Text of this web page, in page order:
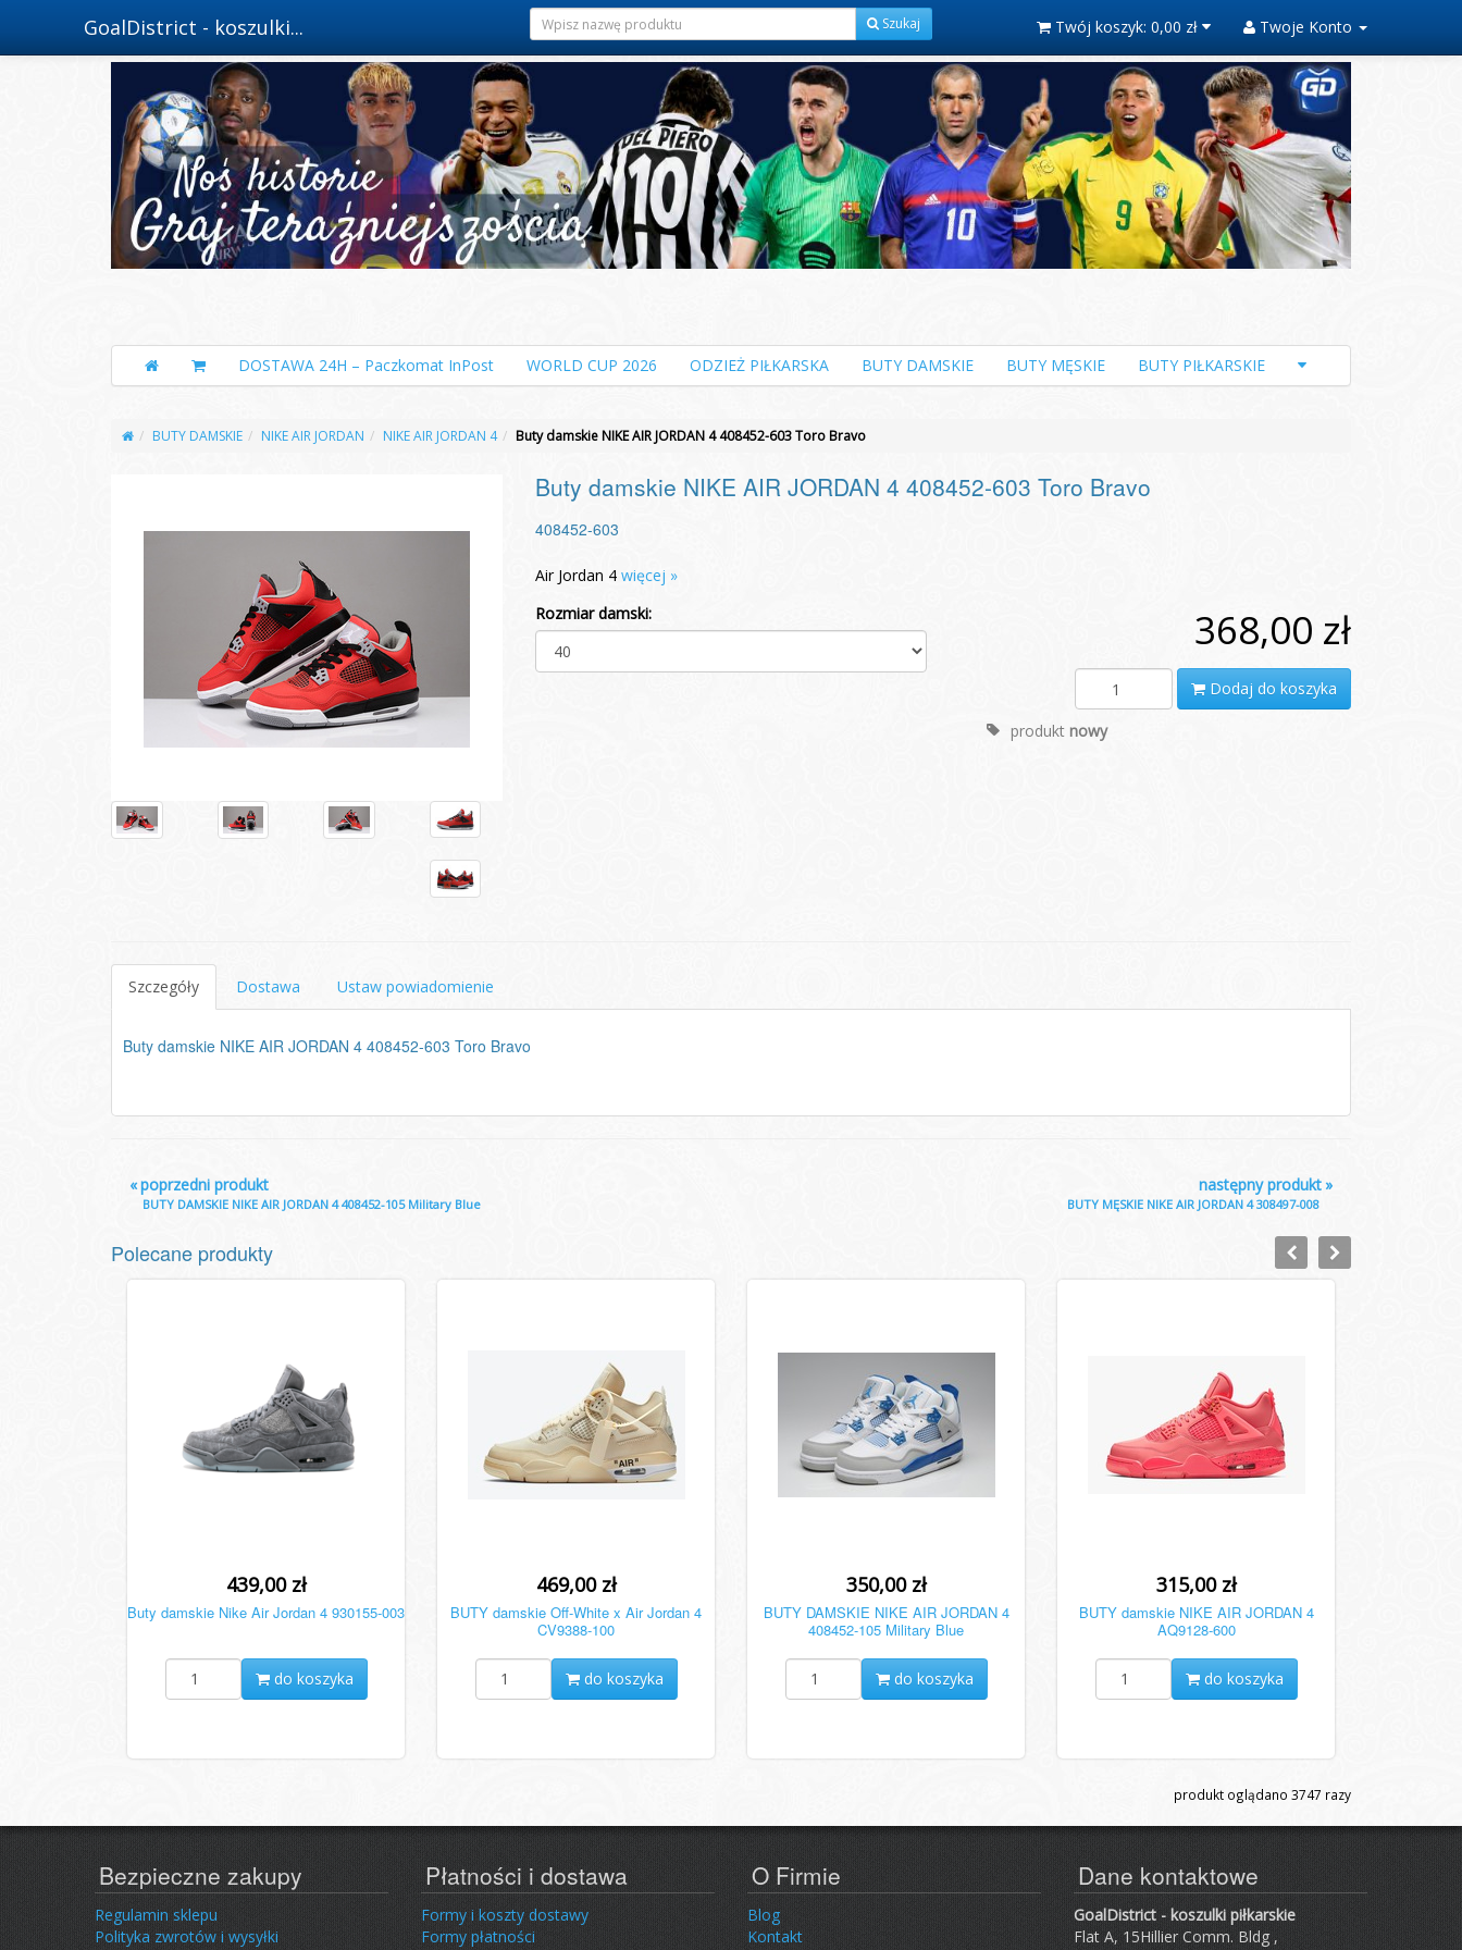
GoalDistrict - koszulki... Szukaj Twój koszyk: 0,00 zł Twoje Konto
DOSTAWA 24H – Paczkomat InPost WORLD CUP 2026 ODZIEŻ PIŁKARSKA BUTY DAMSKIE BUTY MĘSKIE BUTY PIŁKARSKIE
BUTY DAMSKIE NIKE AIR JORDAN NIKE AIR JORDAN 4 Buty damskie NIKE AIR JORDAN 4 408452-603 Toro Bravo
Buty damskie NIKE AIR JORDAN 4 408452-603 Toro Bravo
408452-603
Air Jordan 4 więcej »
Rozmiar damski:
368,00 zł
Dodaj do koszyka
produkt nowy
Szczegóły Dostawa Ustaw powiadomienie
Buty damskie NIKE AIR JORDAN 4 408452-603 Toro Bravo
«poprzedni produkt
BUTY DAMSKIE NIKE AIR JORDAN 4 408452-105 Military Blue
»
następny produkt
BUTY MĘSKIE NIKE AIR JORDAN 4 308497-008
Polecane produkty
439,00 zł
Buty damskie Nike Air Jordan 4 930155-003
do koszyka
469,00 zł
BUTY damskie Off-White x Air Jordan 4
CV9388-100
do koszyka
350,00 zł
BUTY DAMSKIE NIKE AIR JORDAN 4
408452-105 Military Blue
do koszyka
315,00 zł
BUTY damskie NIKE AIR JORDAN 4
AQ9128-600
do koszyka
produkt oglądano 3747 razy
Bezpieczne zakupy
Regulamin sklepu
Polityka zwrotów i wysyłki
Płatności i dostawa
Formy i koszty dostawy
Formy płatności
O Firmie
Blog
Kontakt
Dane kontaktowe
GoalDistrict - koszulki piłkarskie
Flat A, 15Hillier Comm. Bldg ,